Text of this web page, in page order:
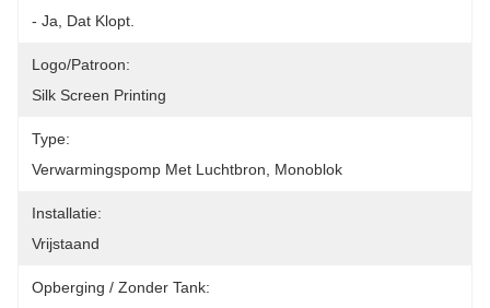
- Ja, Dat Klopt.
Logo/patroon:
Silk Screen Printing
Type:
Verwarmingspomp Met Luchtbron, Monoblok
Installatie:
Vrijstaand
Opberging / Zonder Tank: